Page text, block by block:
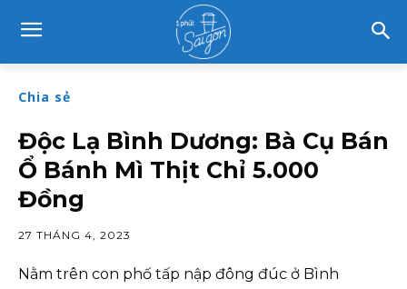
Chia sẻ
Độc Lạ Bình Dương: Bà Cụ Bán
Ổ Bánh Mì Thịt Chỉ 5.000
Đồng
27 THÁNG 4, 2023
Nằm trên con phố tấp nập đông đúc ở Bình